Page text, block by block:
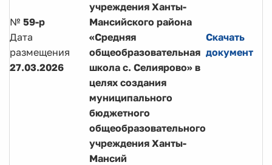
№ 59-р
Дата
размещения
27.03.2026
учреждения Ханты-
Мансийского района
«Средняя
общеобразовательная
школа с. Селиярово» в
целях создания
муниципального
бюджетного
общеобразовательного
учреждения Ханты-
Мансий
Скачать
документ